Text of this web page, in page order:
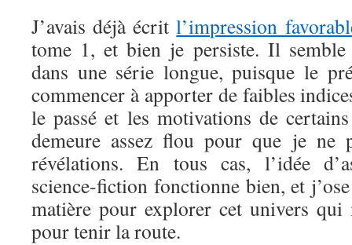
J’avais déjà écritl’impression
tome 1, et bien je persiste. Il semble
dans une série longue, puisque le
commencer à apporter de faibles
le passé et les motivations de
demeure assez flou pour que je ne
révélations. En tous cas, l’idée
science-fiction fonctionne bien, et
matière pour explorer cet univers qui
pour tenir la route.